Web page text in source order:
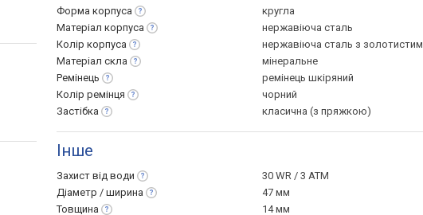
Форма корпуса
кругла
Матеріал корпуса
нержавіюча сталь
Колір корпуса
нержавіюча сталь з золотистим
Матеріал скла
мінеральне
Ремінець
ремінець шкіряний
Колір ремінця
чорний
Застібка
класична (з пряжкою)
Інше
Захист від води
30 WR / 3 ATM
Діаметр / ширина
47 мм
Товщина
14 мм